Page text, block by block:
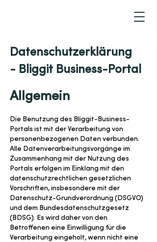
Datenschutzerklärung
- Bliggit Business-Portal
Allgemein
Die Benutzung des Bliggit-Business-
Portals ist mit der Verarbeitung von
personenbezogenen Daten verbunden.
Alle Datenverarbeitungsvorgänge im
Zusammenhang mit der Nutzung des
Portals erfolgen im Einklang mit den
datenschutzrechtlichen gesetzlichen
Vorschriften, insbesondere mit der
Datenschutz-Grundverordnung (DSGVO)
und dem Bundesdatenschutzgesetz
(BDSG). Es wird daher von den
Betroffenen eine Einwilligung für die
Verarbeitung eingeholt, wenn nicht eine